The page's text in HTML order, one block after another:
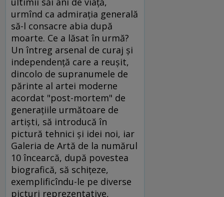
urmînd ca admiraţia generală
să-l consacre abia după
moarte. Ce a lăsat în urmă?
Un întreg arsenal de curaj şi
independenţă care a reuşit,
dincolo de supranumele de
părinte al artei moderne
acordat "post-mortem" de
generaţiile următoare de
artişti, să introducă în
pictură tehnici şi idei noi, iar
Galeria de Artă de la numărul
10 încearcă, după povestea
biografică, să schiţeze,
exemplificîndu-le pe diverse
picturi reprezentative,